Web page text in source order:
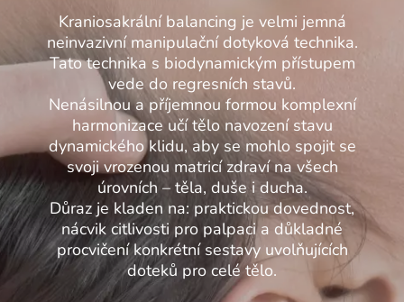
Kraniosakrální balancing je velmi jemná
neinvazivní manipulační dotyková technika.
Tato technika s biodynamickým přístupem
vede do regresních stavů.
Nenásilnou a příjemnou formou komplexní
harmonizace učí tělo navození stavu
dynamického klidu, aby se mohlo spojit se
svoji vrozenou matricí zdraví na všech
úrovních – těla, duše i ducha.
Důraz je kladen na: praktickou dovednost,
nácvik citlivosti pro palpaci a důkladné
procvičení konkrétní sestavy uvolňujících
doteků pro celé tělo.